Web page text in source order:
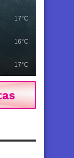
17°C
16°C
17°C